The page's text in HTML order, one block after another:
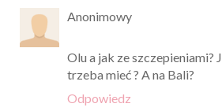
Anonimowy
Olu a jak ze szczepieniami?
trzeba mieć ? A na Bali?
Odpowiedz